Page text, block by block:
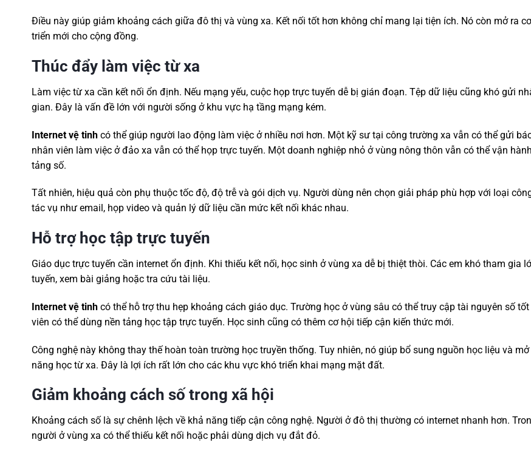
Điều này giúp giảm khoảng cách giữa đô thị và vùng xa. Kết nối tốt hơn không chỉ mang lại tiện ích. Nó còn mở ra
triển mới cho cộng đồng.
Thúc đẩy làm việc từ xa
Làm việc từ xa cần kết nối ổn định. Nếu mạng yếu, cuộc họp trực tuyến dễ bị gián đoạn. Tệp dữ liệu cũng khó gửi
gian. Đây là vấn đề lớn với người sống ở khu vực hạ tầng mạng kém.
Internet vệ tinh có thể giúp người lao động làm việc ở nhiều nơi hơn. Một kỹ sư tại công trường xa vẫn có thể gửi
nhân viên làm việc ở đảo xa vẫn có thể họp trực tuyến. Một doanh nghiệp nhỏ ở vùng nông thôn vẫn có thể vận
tảng số.
Tất nhiên, hiệu quả còn phụ thuộc tốc độ, độ trễ và gói dịch vụ. Người dùng nên chọn giải pháp phù hợp với loại
tác vụ như email, họp video và quản lý dữ liệu cần mức kết nối khác nhau.
Hỗ trợ học tập trực tuyến
Giáo dục trực tuyến cần internet ổn định. Khi thiếu kết nối, học sinh ở vùng xa dễ bị thiệt thòi. Các em khó tham gia
tuyến, xem bài giảng hoặc tra cứu tài liệu.
Internet vệ tinh có thể hỗ trợ thu hẹp khoảng cách giáo dục. Trường học ở vùng sâu có thể truy cập tài nguyên số
viên có thể dùng nền tảng học tập trực tuyến. Học sinh cũng có thêm cơ hội tiếp cận kiến thức mới.
Công nghệ này không thay thế hoàn toàn trường học truyền thống. Tuy nhiên, nó giúp bổ sung nguồn học liệu và
năng học từ xa. Đây là lợi ích rất lớn cho các khu vực khó triển khai mạng mặt đất.
Giảm khoảng cách số trong xã hội
Khoảng cách số là sự chênh lệch về khả năng tiếp cận công nghệ. Người ở đô thị thường có internet nhanh hơn.
người ở vùng xa có thể thiếu kết nối hoặc phải dùng dịch vụ đắt đỏ.